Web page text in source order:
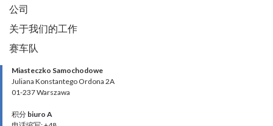
公司
关于我们的工作
赛车队
Miasteczko Samochodowe
Juliana Konstantego Ordona 2A
01-237 Warszawa
积分 biuro A